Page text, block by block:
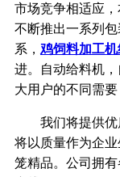
市场竞争相适应
不断推出一系列
系， 鸡饲料加工机
进。自动给料机，
大用户的不同需
我们将提供优
将以质量作为企
笼精品。公司拥